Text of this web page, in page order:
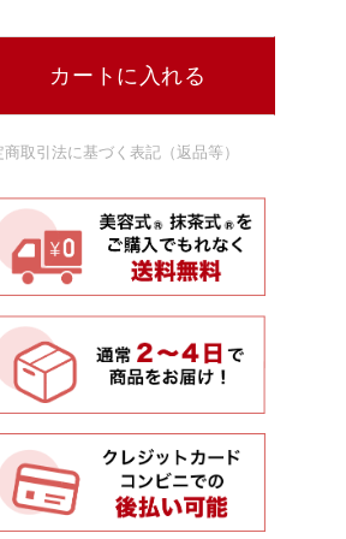
カートに入れる
商取引法に基づく表記（返品等）